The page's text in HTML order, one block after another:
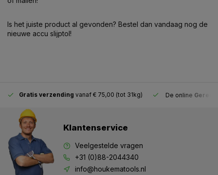
Is het juiste product al gevonden? Bestel dan vandaag nog de
nieuwe accu slijptol!
Gratis verzending vanaf € 75,00 (tot 31kg) De online
Klantenservice
Veelgestelde vragen
+31 (0)88-2044340
info@houkematools.nl